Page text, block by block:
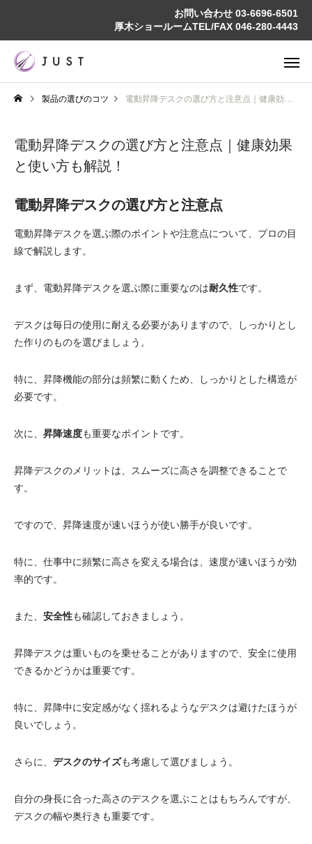
お問い合わせ 03-6696-6501
厚木ショールームTEL/FAX 046-280-4443
電動昇降洗面台
製品の選びのコツ 電動昇降デスクの選び方と注意点｜健康効果と使い方も解説！
電動昇降デスクの選び方と注意点｜健康効果
と使い方も解説！
電動昇降デスクの選び方と注意点
電動昇降デスクを選ぶ際のポイントや注意点について、プロの目
線で解説します。
まず、電動昇降デスクを選ぶ際に重要なのは耐久性です。
デスクは毎日の使用に耐える必要がありますので、しっかりとし
た作りのものを選びましょう。
特に、昇降機能の部分は頻繁に動くため、しっかりとした構造が
必要です。
次に、 昇降速度も重要なポイントです。
昇降デスクのメリットは、スムーズに高さを調整できることで
す。
ですので、昇降速度が速いほうが使い勝手が良いです。
特に、仕事中に頻繁に高さを変える場合は、速度が速いほうが効
率的です。
また、 安全性も確認しておきましょう。
昇降デスクは重いものを乗せることがありますので、安全に使用
できるかどうかは重要です。
特に、昇降中に安定感がなく揺れるようなデスクは避けたほうが
良いでしょう。
さらに、 デスクのサイズも考慮して選びましょう。
自分の身長に合った高さのデスクを選ぶことはもちろんですが、
デスクの幅や奥行きも重要です。